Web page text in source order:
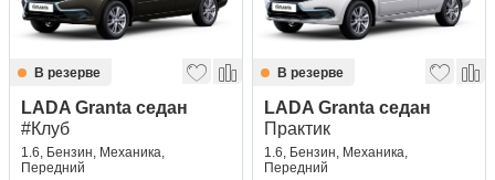
В резерве
LADA Granta седан
#Клуб
1.6, Бензин, Механика,
Передний
В резерве
LADA Granta седан
Практик
1.6, Бензин, Механика,
Передний